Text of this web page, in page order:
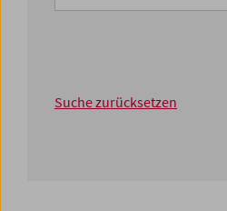
Suche zurücksetzen